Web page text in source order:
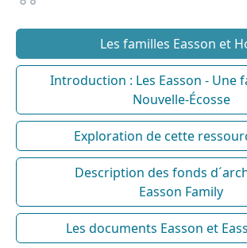
Les familles Easson et
Introduction : Les Easson - Une
Nouvelle-Écosse
Exploration de cette
Description des fonds
Easson Family
Les documents Easson et